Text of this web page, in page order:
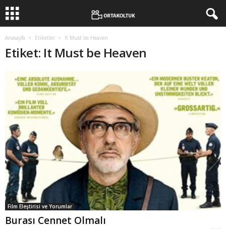
Anasayfa Etiketler It Must be Heaven
Etiket: It Must be Heaven
Film Eleştirisi ve Yorumlar
Burası Cennet Olmalı